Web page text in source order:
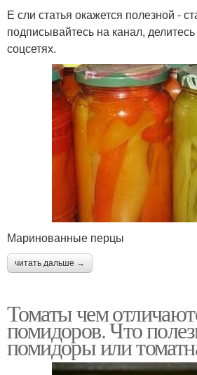
Е сли статья окажется полезной -
подписывайтесь на канал,
соцсетях.
Маринованные перцы
читать дальше →
Томаты чем
помидоров. Что
помидоры или